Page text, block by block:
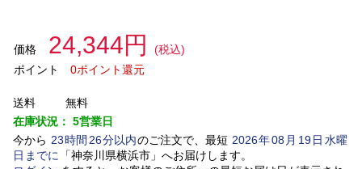
価格 24,344円
(税込)
ポイント
0ポイント還元
送料
無料
在庫状況： 5営業日
今から 23時間 26分以内のご注文で、最短 2026年08 月 19日水曜
日 までに 「神奈川県横浜市」 へお届けします。